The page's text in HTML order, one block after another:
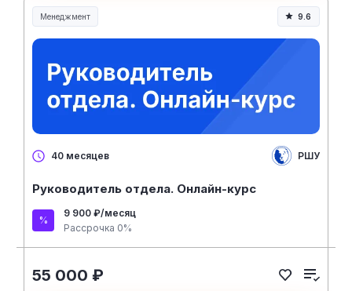
Менеджмент
Менеджмент и управление
9.6
40 месяцев РШУ
Руководитель отдела. Онлайн-курс
9 900 ₽/месяц
Рассрочка 0%
55 000 ₽